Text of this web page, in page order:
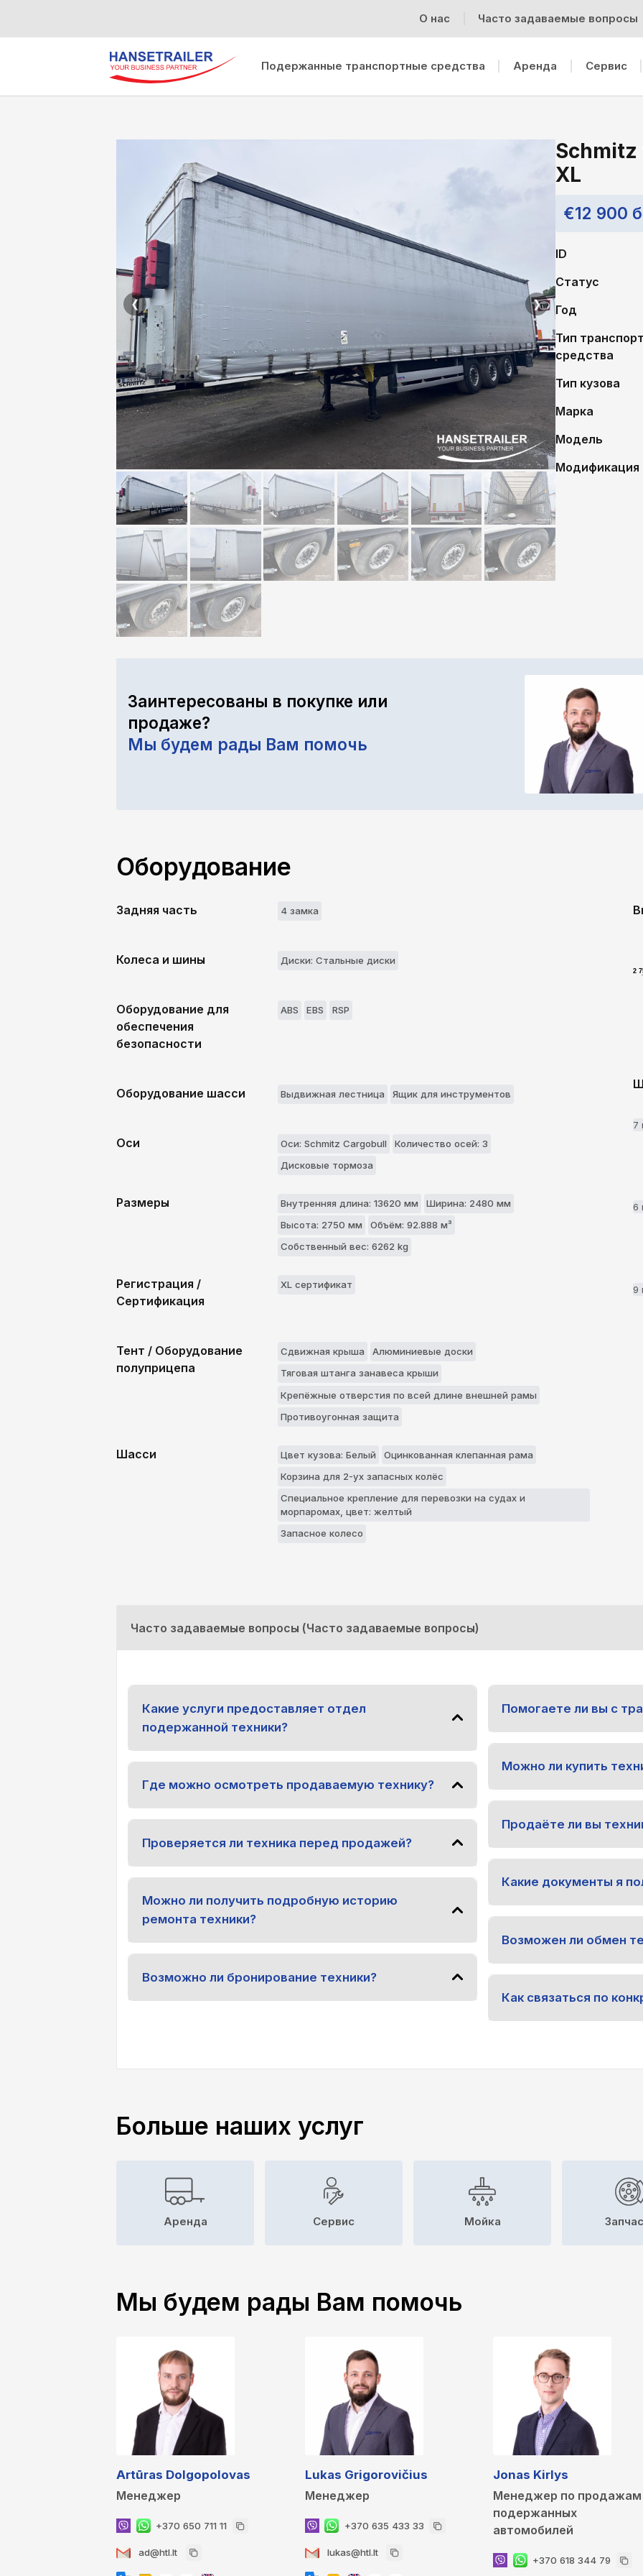
О нас Часто задаваемые вопросы
Подержанные транспортные средства Аренда Cервис
❮ ❯
Schmitz
XL
€12 900
ID
Статус
Год
Тип
средства
Тип кузова
Марка
Модель
Модификация
Заинтересованы в покупке или
продаже?
Мы будем рады Вам помочь
Оборудование
Задняя часть 4 замкa
Колеса и шины Диски: Стальные диски
Оборудование для
обеспечения
безопасности
ABS EBS RSP
Оборудование шасси Выдвижнaя лестницa Ящик для инструментов
Оси Оси: Schmitz Cargobull
Количество осей: 3
Дисковые тормоза
Размеры Внутренняя длина: 13620 мм
Ширина: 2480 мм
Высота: 2750 мм
Объём: 92.888 м³
Собственный вес: 6262 kg
Регистрация /
Сертификация
XL сертификат
Тент / Оборудование
полуприцепа
Сдвижная крыша
Алюминиевые доски
Тяговая штанга занавеса крыши
Крепёжные отверстия по всей длине внешней рамы
Противоугонная защита
Шасси Цвет кузова: Белый
Оцинкованная клепанная рама
Корзина для 2-ух запасных колёс
Специальное крепление для перевозки нa судaх и
морпaромaх, цвет: желтый
Запасное колесо
2
7
6
9
Часто задаваемые вопросы (Часто задаваемые вопросы)
Какие услуги предоставляет отдел
подержанной техники?
Где можно осмотреть продаваемую технику?
Проверяется ли техника перед продажей?
Можно ли получить подробную историю
ремонта техники?
Возможно ли бронирование техники?
Помогаете ли вы с
Можно ли купить
Продаёте ли вы
Какие документы я
Возможен ли обмен
Как связаться по
Больше наших услуг
Аренда Cервис Мойка
Мы будем рады Вам помочь
Artūras Dolgopolovas
Менеджер
+370 650 711 11
ad@htl.lt
Lukas Grigorovičius
Менеджер
+370 635 433 33
lukas@htl.lt
Jonas Kirlys
Менеджер по продажам
подержанных
автомобилей
+370 618 344 79